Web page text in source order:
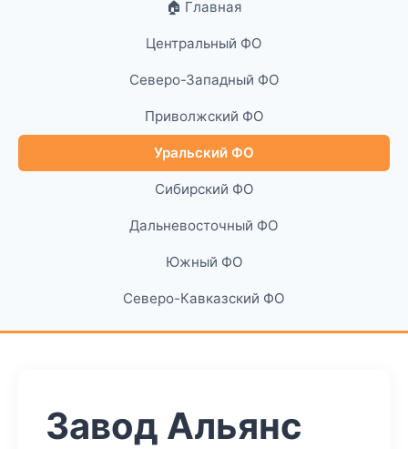
🏠 Главная
Центральный ФО
Северо-Западный ФО
Приволжский ФО
Уральский ФО
Сибирский ФО
Дальневосточный ФО
Южный ФО
Северо-Кавказский ФО
Завод Альянс